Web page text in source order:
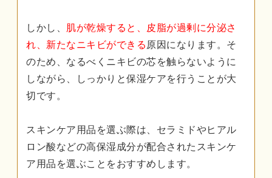
しかし、 肌が乾燥すると、皮脂が過剰に分泌さ
れ、新たなニキビができる原因になります。そ
のため、なるべくニキビの芯を触らないように
しながら、しっかりと保湿ケアを行うことが大
切です。
スキンケア用品を選ぶ際は、セラミドやヒアル
ロン酸などの高保湿成分が配合されたスキンケ
ア用品を選ぶことをおすすめします。